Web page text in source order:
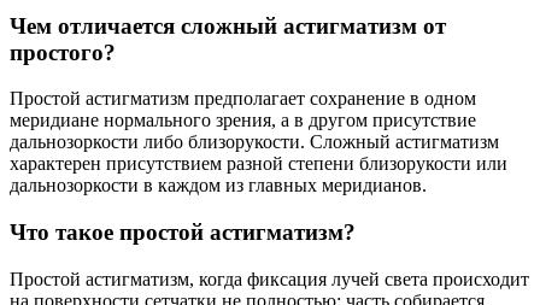
Чем отличается сложный астигматизм от
простого?
Простой астигматизм предполагает сохранение в одном
меридиане нормального зрения, а в другом присутствие
дальнозоркости либо близорукости. Сложный астигматизм
характерен присутствием разной степени близорукости или
дальнозоркости в каждом из главных меридианов.
Что такое простой астигматизм?
Простой астигматизм, когда фиксация лучей света происходит
на поверхности сетчатки не полностью: часть собирается